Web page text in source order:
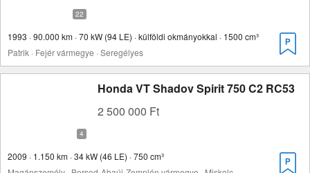
1993 · 90.000 km · 70 kW (94 LE) · külföldi okmányokkal · 1500 cm³
Patrik · Fejér vármegye · Seregélyes
Honda VT Shadov Spirit 750 C2 RC53
2 500 000 Ft
2009 · 1.150 km · 34 kW (46 LE) · 750 cm³